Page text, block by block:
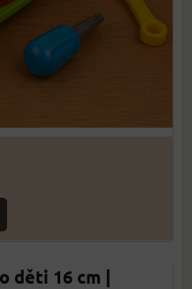
děti 16 cm |